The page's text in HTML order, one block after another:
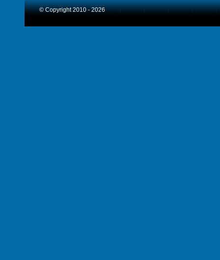
© Copyright 2010 - 2026